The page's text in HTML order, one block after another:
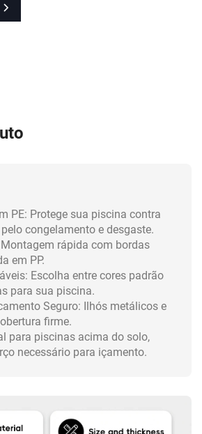
PE: Protege sua piscina contra
congelamento e desgaste.
rápida com bordas
em PP.
Escolha entre cores padrão
para sua piscina.
Seguro: Ilhós metálicos e
firme.
para piscinas acima do solo,
necessário para içamento.